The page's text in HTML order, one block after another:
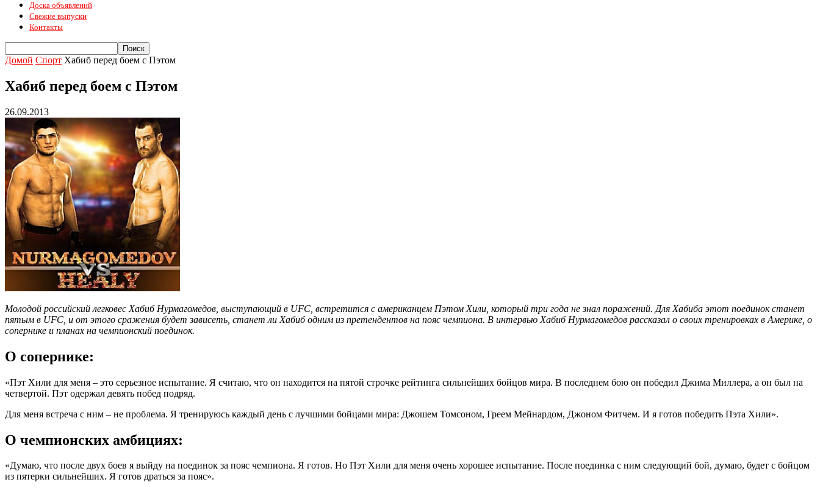
Доска объявлений
Свежие выпуски
Контакты
Домой Спорт Хабиб перед боем с Пэтом
Хабиб перед боем с Пэтом
26.09.2013
Молодой российский легковес Хабиб Нурмагомедов, выступающий в UFC, встретится с американцем Пэтом Хили, который три года не знал поражений. Для Хабиба этот поединок станет
пятым в UFC, и от этого сражения будет зависеть, станет ли Хабиб одним из претендентов на пояс чемпиона. В интервью Хабиб Нурмагомедов рассказал о своих тренировках в Америке, о
сопернике и планах на чемпионский поединок.
О сопернике:
«Пэт Хили для меня – это серьезное испытание. Я считаю, что он находится на пятой строчке рейтинга сильнейших бойцов мира. В последнем бою он победил Джима Миллера, а он был на
четвертой. Пэт одержал девять побед подряд.
Для меня встреча с ним – не проблема. Я тренируюсь каждый день с лучшими бойцами мира: Джошем Томсоном, Греем Мейнардом, Джоном Фитчем. И я готов победить Пэта Хили».
О чемпионских амбициях:
«Думаю, что после двух боев я выйду на поединок за пояс чемпиона. Я готов. Но Пэт Хили для меня очень хорошее испытание. После поединка с ним следующий бой, думаю, будет с бойцом
из пятерки сильнейших. Я готов драться за пояс».